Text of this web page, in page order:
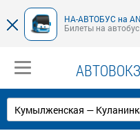
НА-АВТОБУС на
Билеты на